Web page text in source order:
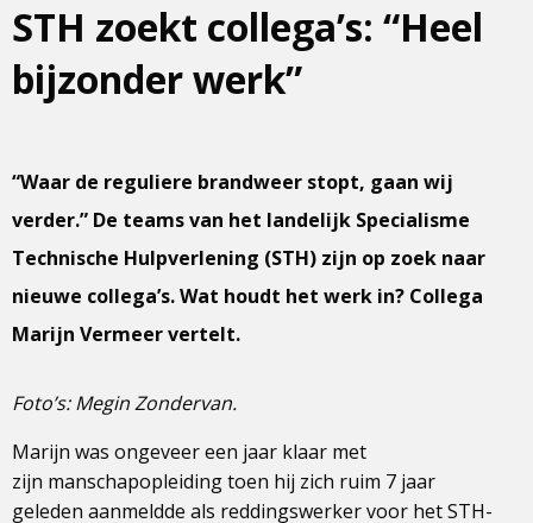
STH zoekt collega’s: “Heel
bijzonder werk”
“Waar de reguliere brandweer stopt, gaan wij
verder.” De teams van het landelijk Specialisme
Technische Hulpverlening (STH) zijn op zoek naar
nieuwe collega’s. Wat houdt het werk in? Collega
Marijn Vermeer vertelt.
Foto’s: Megin Zondervan.
Marijn was ongeveer een jaar klaar met
zijn manschapopleiding toen hij zich ruim 7 jaar
geleden aanmeldde als reddingswerker voor het STH-